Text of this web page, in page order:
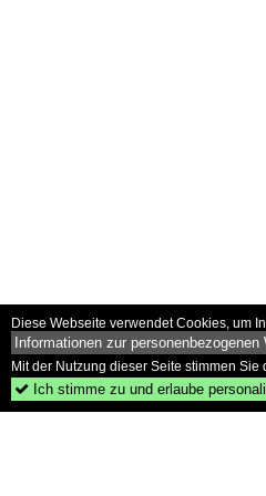
Diese Webseite verwendet Cookies, um
Informationen zur personenbezogenen
Mit der Nutzung dieser Seite stimmen
 Ich stimme zu und erlaube